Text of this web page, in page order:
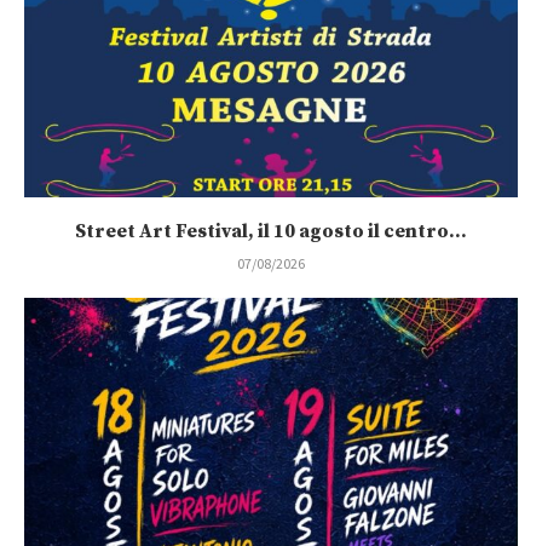
Street Art Festival, il 10 agosto il centro...
07/08/2026